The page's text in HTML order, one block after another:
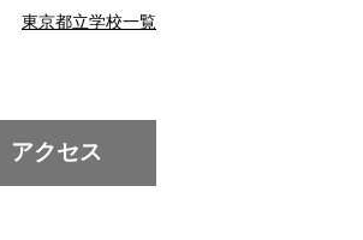
アクセス
東京都立学校一覧